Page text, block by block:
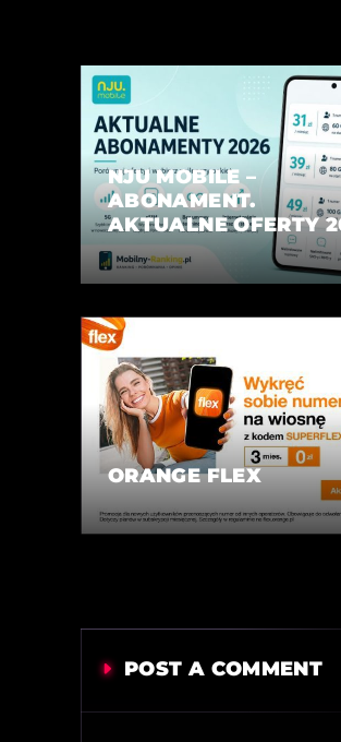
NJU MOBILE –
ABONAMENT.
AKTUALNE OFERTY
ORANGE FLEX
POST A COMMENT